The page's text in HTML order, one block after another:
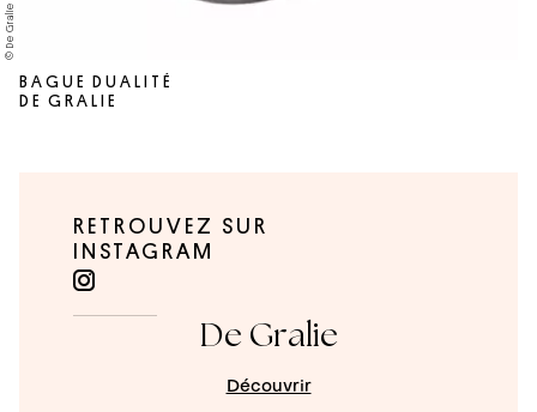
© De Gralie
BAGUE DUALITÉ
DE GRALIE
RETROUVEZ SUR
INSTAGRAM
De Gralie
Découvrir